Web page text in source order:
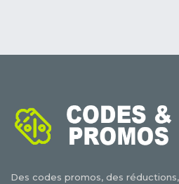
Des codes promos, des